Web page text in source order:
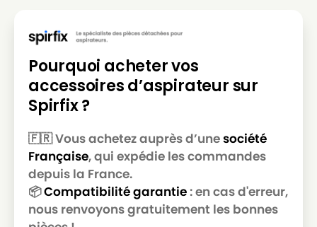
LG-
GOLDSTAR
LG-GOLDSTAR T 2700
LG-
GOLDSTAR
LG-GOLDSTAR T 2750
LG-
GOLDSTAR
LG-
GOLDSTAR
LG-GOLDSTAR T 2950
LG-
GOLDSTAR
LG-GOLDSTAR T 2990
Pourquoi acheter vos
accessoires d’aspirateur sur
Spirfix ?
🇫🇷 Vous achetez auprès d’unesociété
Française, qui expédie les commandes
depuis la France.
📦Compatibilité garantie: en cas d'erreur,
nous renvoyons gratuitement les bonnes